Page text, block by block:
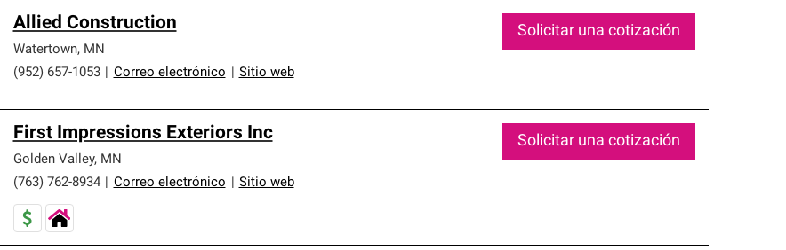
Allied Construction
Watertown, MN
(952) 657-1053
Correo electrónico Sitio web
Solicitar una cotización
First Impressions Exteriors Inc
Golden Valley, MN
(763) 762-8934
Correo electrónico Sitio web
Solicitar una cotización